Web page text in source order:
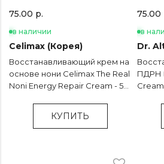
75.00 р.
в наличии
Celimax (Корея)
Восстанавливающий крем на
основе нони Celimax The Real
Noni Energy Repair Cream - 50
КУПИТЬ
75.00
в
Dr.
ПДРН